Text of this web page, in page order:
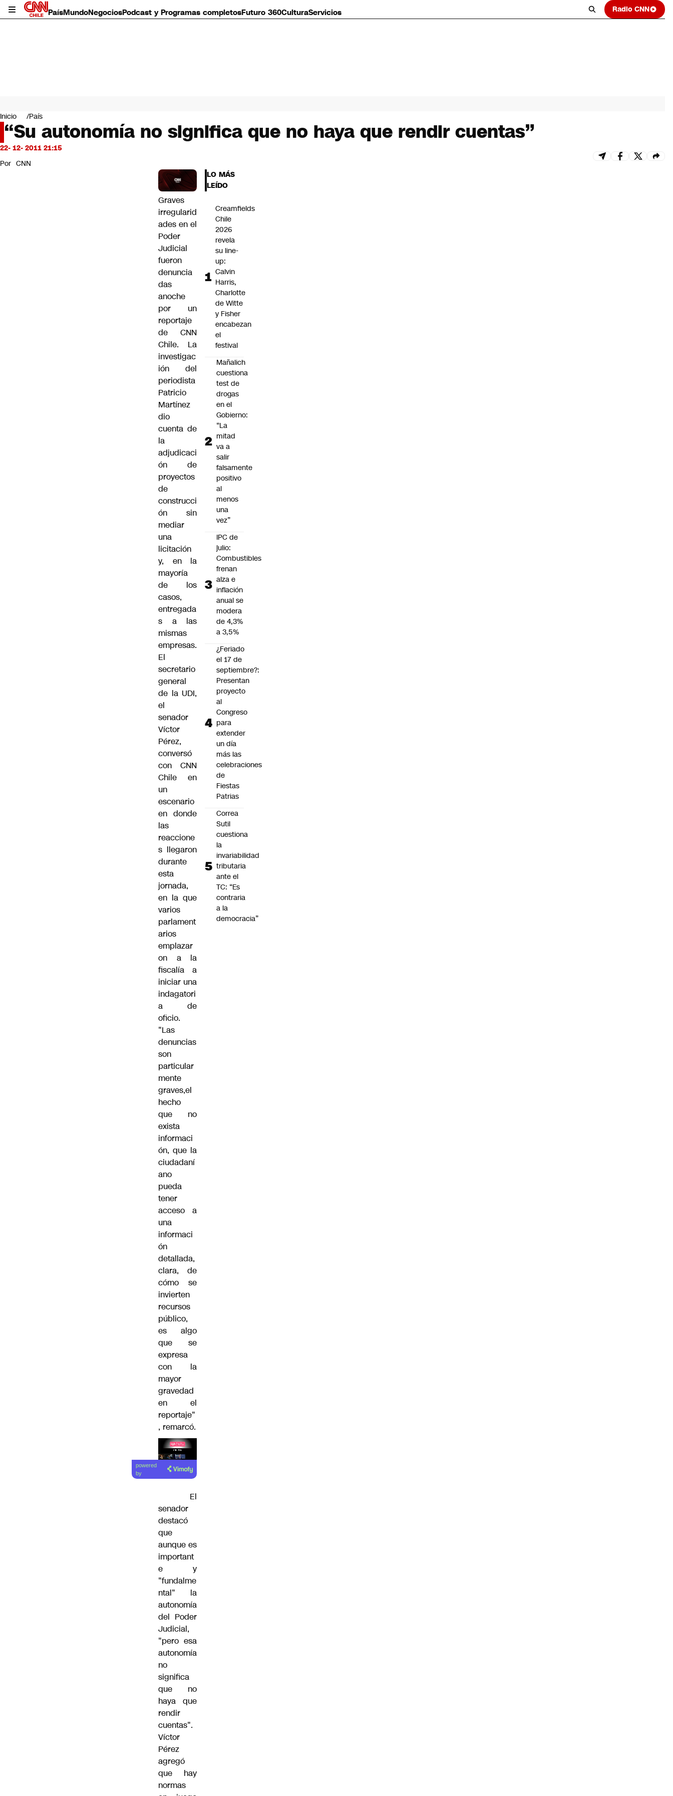
PaísMundoNegociosPodcast y Programas completosFuturo 360CulturaServicios Radio CNN
Mundo
Negocios
Deportes
Programas completos
Servicios
Inicio País
“Su autonomía no significa que no haya que rendir cuentas”
22- 12- 2011 21:15
Por CNN
Graves
irregularid
ades en el
Poder
Judicial
fueron
denuncia
das
anoche
por un
reportaje
de CNN
Chile. La
investigac
ión del
periodista
Patricio
Martínez
dio
cuenta de
la
adjudicaci
ón de
proyectos
de
construcci
ón sin
mediar
una
licitación
y, en la
mayoría
de los
casos,
entregada
s a las
mismas
empresas.
El
secretario
general
de la UDI,
el
senador
Víctor
Pérez,
conversó
con CNN
Chile en
un
escenario
en donde
las
reaccione
s llegaron
durante
esta
jornada,
en la que
varios
parlament
arios
emplazar
on a la
fiscalía a
iniciar una
indagatori
a de
oficio.
"Las
denuncias
son
particular
mente
graves,el
hecho
que no
exista
informaci
ón, que la
ciudadaní
ano
pueda
tener
acceso a
una
informaci
ón
detallada,
clara, de
cómo se
invierten
recursos
público,
es algo
que se
expresa
con la
mayor
gravedad
en el
reportaje"
, remarcó.
Lea el
artículo
powered
by
El
senador
destacó
que
aunque es
important
e y
"fundalme
ntal" la
autonomía
del Poder
Judicial,
"pero esa
autonomía
no
significa
que no
haya que
rendir
cuentas".
Víctor
Pérez
agregó
que hay
normas
LO MÁS
LEÍDO
Creamfields
Chile
2026
revela
su line-
up:
Calvin
Harris,
Charlotte
de Witte
y Fisher
encabezan
el
festival
Mañalich
cuestiona
test de
drogas
en el
Gobierno:
“La
mitad
va a
salir
falsamente
positivo
al
menos
una
vez”
IPC de
julio:
Combustibles
frenan
alza e
inflación
anual se
modera
de 4,3%
a 3,5%
¿Feriado
el 17 de
septiembre?:
Presentan
proyecto
al
Congreso
para
extender
un día
más las
celebraciones
de
Fiestas
Patrias
Correa
Sutil
cuestiona
la
invariabilidad
tributaria
ante el
TC: “Es
contraria
a la
democracia”